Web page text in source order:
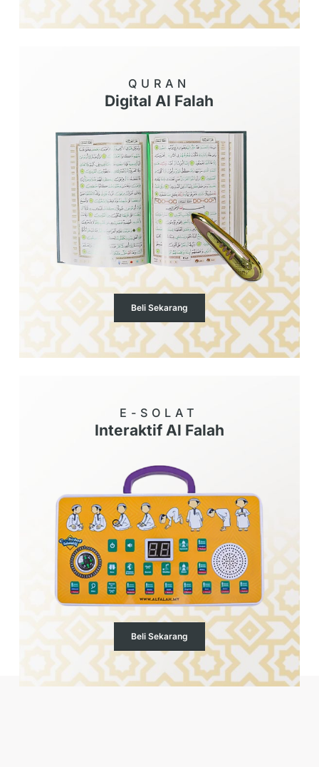
QURAN
Digital Al Falah
Beli Sekarang
E-SOLAT
Interaktif Al Falah
Beli Sekarang